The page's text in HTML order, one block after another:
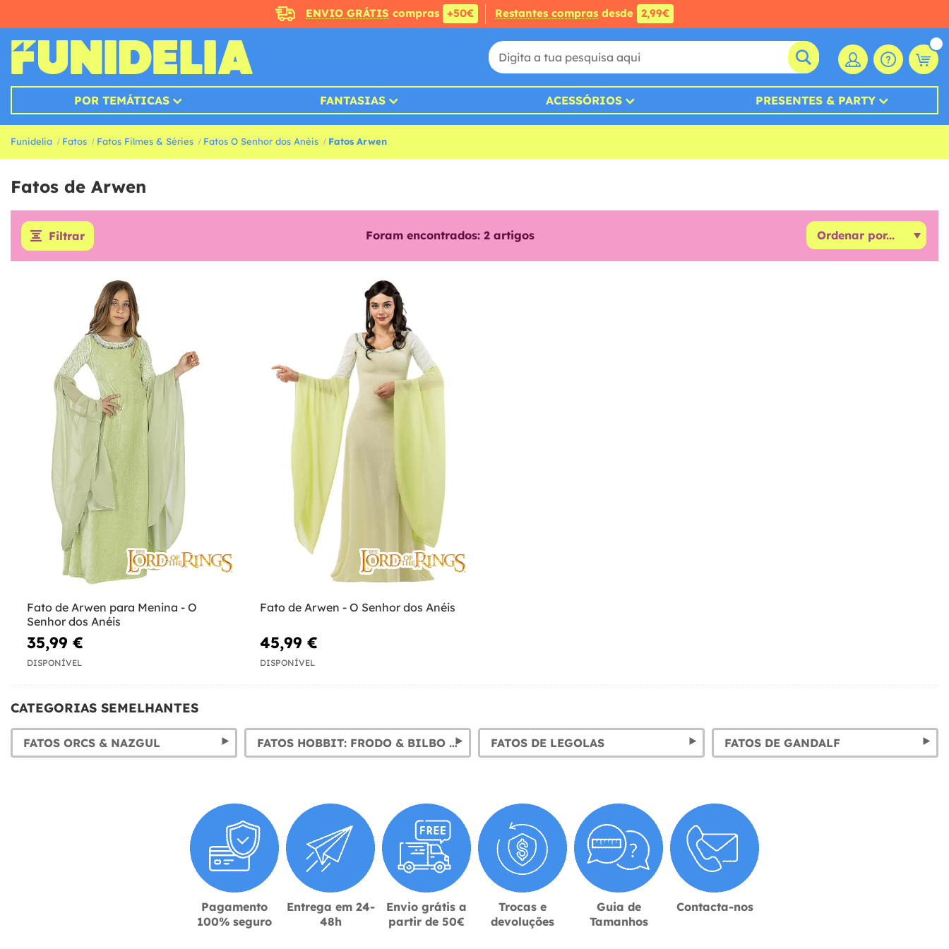
ENVIO GRÁTIS compras +50€ Restantes compras desde 2,99€
POR TEMÁTICAS FANTASIAS ACESSÓRIOS PRESENTES & PARTY
Funidelia Fatos Fatos Filmes & Séries Fatos O Senhor dos Anéis Fatos Arwen
Fatos de Arwen
Filtrar Foram encontrados: 2 artigos
Fato de Arwen para Menina - O
Senhor dos Anéis
35,99 €
DISPONÍVEL
Fato de Arwen - O Senhor dos Anéis
45,99 €
DISPONÍVEL
CATEGORIAS SEMELHANTES
FATOS ORCS & NAZGUL FATOS HOBBIT: FRODO & BILBO BAGGINS FATOS DE LEGOLAS FATOS DE GANDALF
Pagamento
100% seguro
Entrega em 24-
48h
Envio grátis a
partir de 50€
Trocas e
devoluções
Guia de
Tamanhos
Contacta-nos